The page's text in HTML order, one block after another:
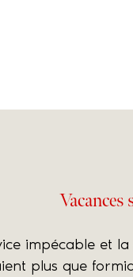
Vacances
impécable et
plus que